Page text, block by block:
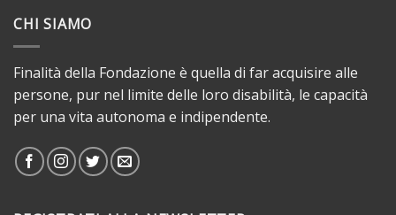
CHI SIAMO
Finalità della Fondazione è quella di far acquisire alle
persone, pur nel limite delle loro disabilità, le capacità
per una vita autonoma e indipendente.